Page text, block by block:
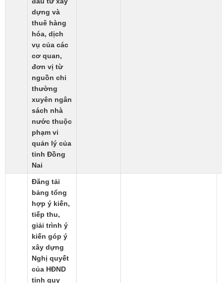
dựng và
thuê hàng
hóa, dịch
vụ của các
cơ quan,
đơn vị từ
nguồn chi
thường
xuyên ngân
sách nhà
nước thuộc
phạm vi
quản lý của
tỉnh Đồng
Nai
Đăng tải
bảng tổng
hợp ý kiến,
tiếp thu,
giải trình ý
kiến góp ý
xây dựng
Nghị quyết
của HĐND
tỉnh quy